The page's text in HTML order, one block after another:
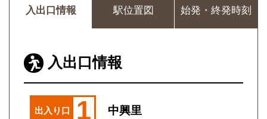
入出口情報 駅位置図 始発・終発時刻
入出口情報
出入り口 1 中興里